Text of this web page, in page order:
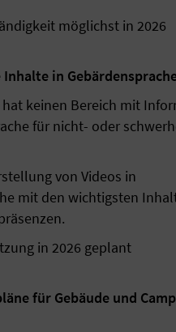
möglichst in 2026
in
keinen Bereich mit
für nicht- oder
von Videos in
mit den wichtigsten
in 2026 geplant
für Gebäude und